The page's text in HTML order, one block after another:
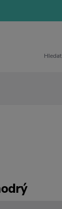
Hledat